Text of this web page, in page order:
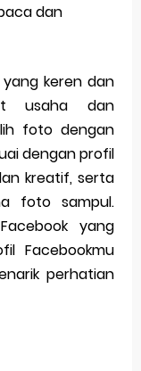
dan
keren dan
usaha dan
foto dengan
dengan profil
kreatif, serta
foto sampul.
yang
Facebookmu
perhatian